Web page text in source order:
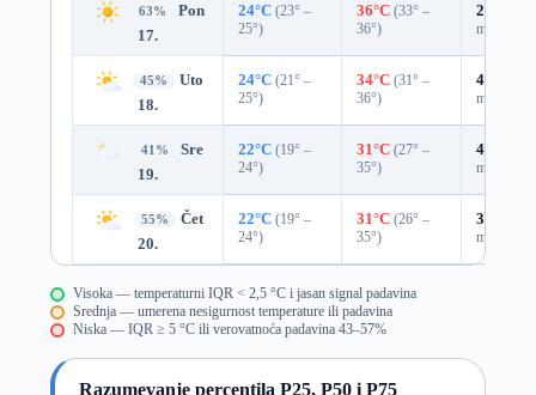
63%
Pon
17.
24°C (23° –
25°)
36°C (33° –
36°)
29%
mm)
45%
Uto
18.
24°C (21° –
25°)
34°C (31° –
36°)
43%
mm)
41%
Sre
19.
22°C (19° –
24°)
31°C (27° –
35°)
47%
mm)
55%
Čet
20.
22°C (19° –
24°)
31°C (26° –
35°)
39%
mm)
Visoka — temperaturni IQR < 2,5 °C i jasan signal padavina
Srednja — umerena nesigurnost temperature ili padavina
Niska — IQR ≥ 5 °C ili verovatnoća padavina 43–57%
Razumevanje percentila P25, P50 i P75